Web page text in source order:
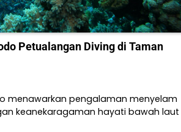
Petualangan Diving di Taman
menawarkan pengalaman menyelam
keanekaragaman hayati bawah laut